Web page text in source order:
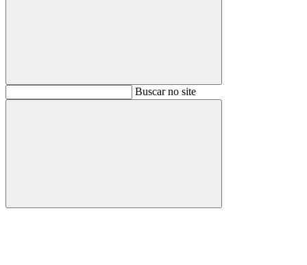
BuscarBuscar no site
Buscar